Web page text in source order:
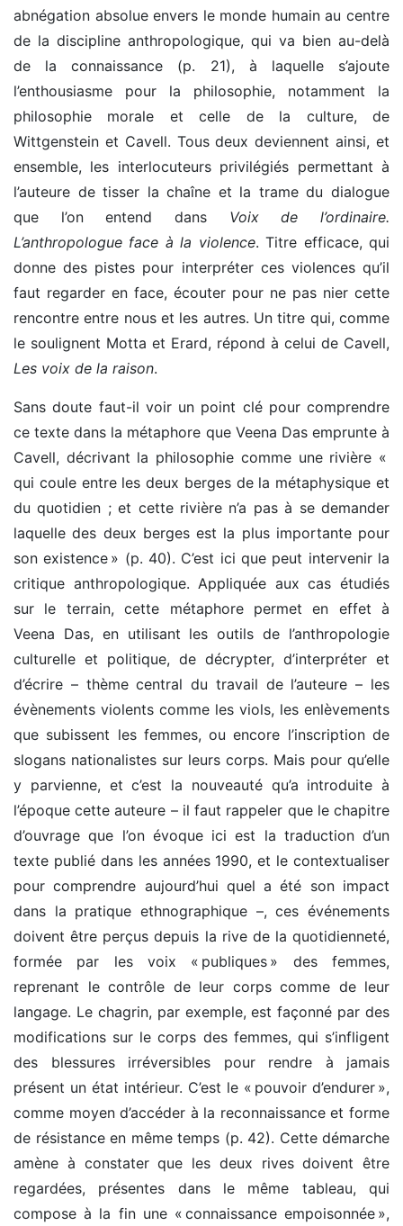
abnégation absolue envers le monde humain au centre
de la discipline anthropologique, qui va bien au-delà
de la connaissance (p. 21), à laquelle s’ajoute
l’enthousiasme pour la philosophie, notamment la
philosophie morale et celle de la culture, de
Wittgenstein et Cavell. Tous deux deviennent ainsi, et
ensemble, les interlocuteurs privilégiés permettant à
l’auteure de tisser la chaîne et la trame du dialogue
que l’on entend dans Voix de l’ordinaire.
L’anthropologue face à la violence. Titre efficace, qui
donne des pistes pour interpréter ces violences qu’il
faut regarder en face, écouter pour ne pas nier cette
rencontre entre nous et les autres. Un titre qui, comme
le soulignent Motta et Erard, répond à celui de Cavell,
Les voix de la raison.
Sans doute faut-il voir un point clé pour comprendre
ce texte dans la métaphore que Veena Das emprunte à
Cavell, décrivant la philosophie comme une rivière «
qui coule entre les deux berges de la métaphysique et
du quotidien ; et cette rivière n’a pas à se demander
laquelle des deux berges est la plus importante pour
son existence » (p. 40). C’est ici que peut intervenir la
critique anthropologique. Appliquée aux cas étudiés
sur le terrain, cette métaphore permet en effet à
Veena Das, en utilisant les outils de l’anthropologie
culturelle et politique, de décrypter, d’interpréter et
d’écrire – thème central du travail de l’auteure – les
évènements violents comme les viols, les enlèvements
que subissent les femmes, ou encore l’inscription de
slogans nationalistes sur leurs corps. Mais pour qu’elle
y parvienne, et c’est la nouveauté qu’a introduite à
l’époque cette auteure – il faut rappeler que le chapitre
d’ouvrage que l’on évoque ici est la traduction d’un
texte publié dans les années 1990, et le contextualiser
pour comprendre aujourd’hui quel a été son impact
dans la pratique ethnographique –, ces événements
doivent être perçus depuis la rive de la quotidienneté,
formée par les voix « publiques » des femmes,
reprenant le contrôle de leur corps comme de leur
langage. Le chagrin, par exemple, est façonné par des
modifications sur le corps des femmes, qui s’infligent
des blessures irréversibles pour rendre à jamais
présent un état intérieur. C’est le « pouvoir d’endurer »,
comme moyen d’accéder à la reconnaissance et forme
de résistance en même temps (p. 42). Cette démarche
amène à constater que les deux rives doivent être
regardées, présentes dans le même tableau, qui
compose à la fin une « connaissance empoisonnée »,